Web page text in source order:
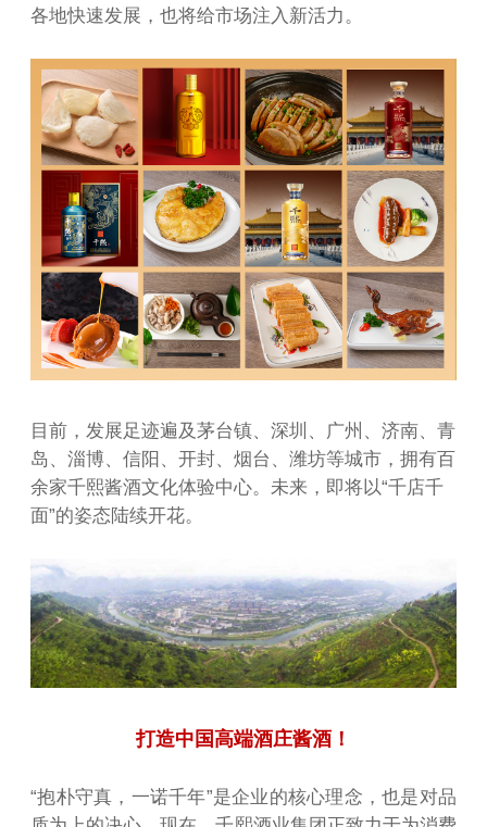
各地快速发展，也将给市场注入新活力。
目前，发展足迹遍及茅台镇、深圳、广州、济南、青
岛、淄博、信阳、开封、烟台、潍坊等城市，拥有百
余家千熙酱酒文化体验中心。未来，即将以“千店千
面”的姿态陆续开花。
打造中国高端酒庄酱酒！
“抱朴守真，一诺千年”是企业的核心理念，也是对品